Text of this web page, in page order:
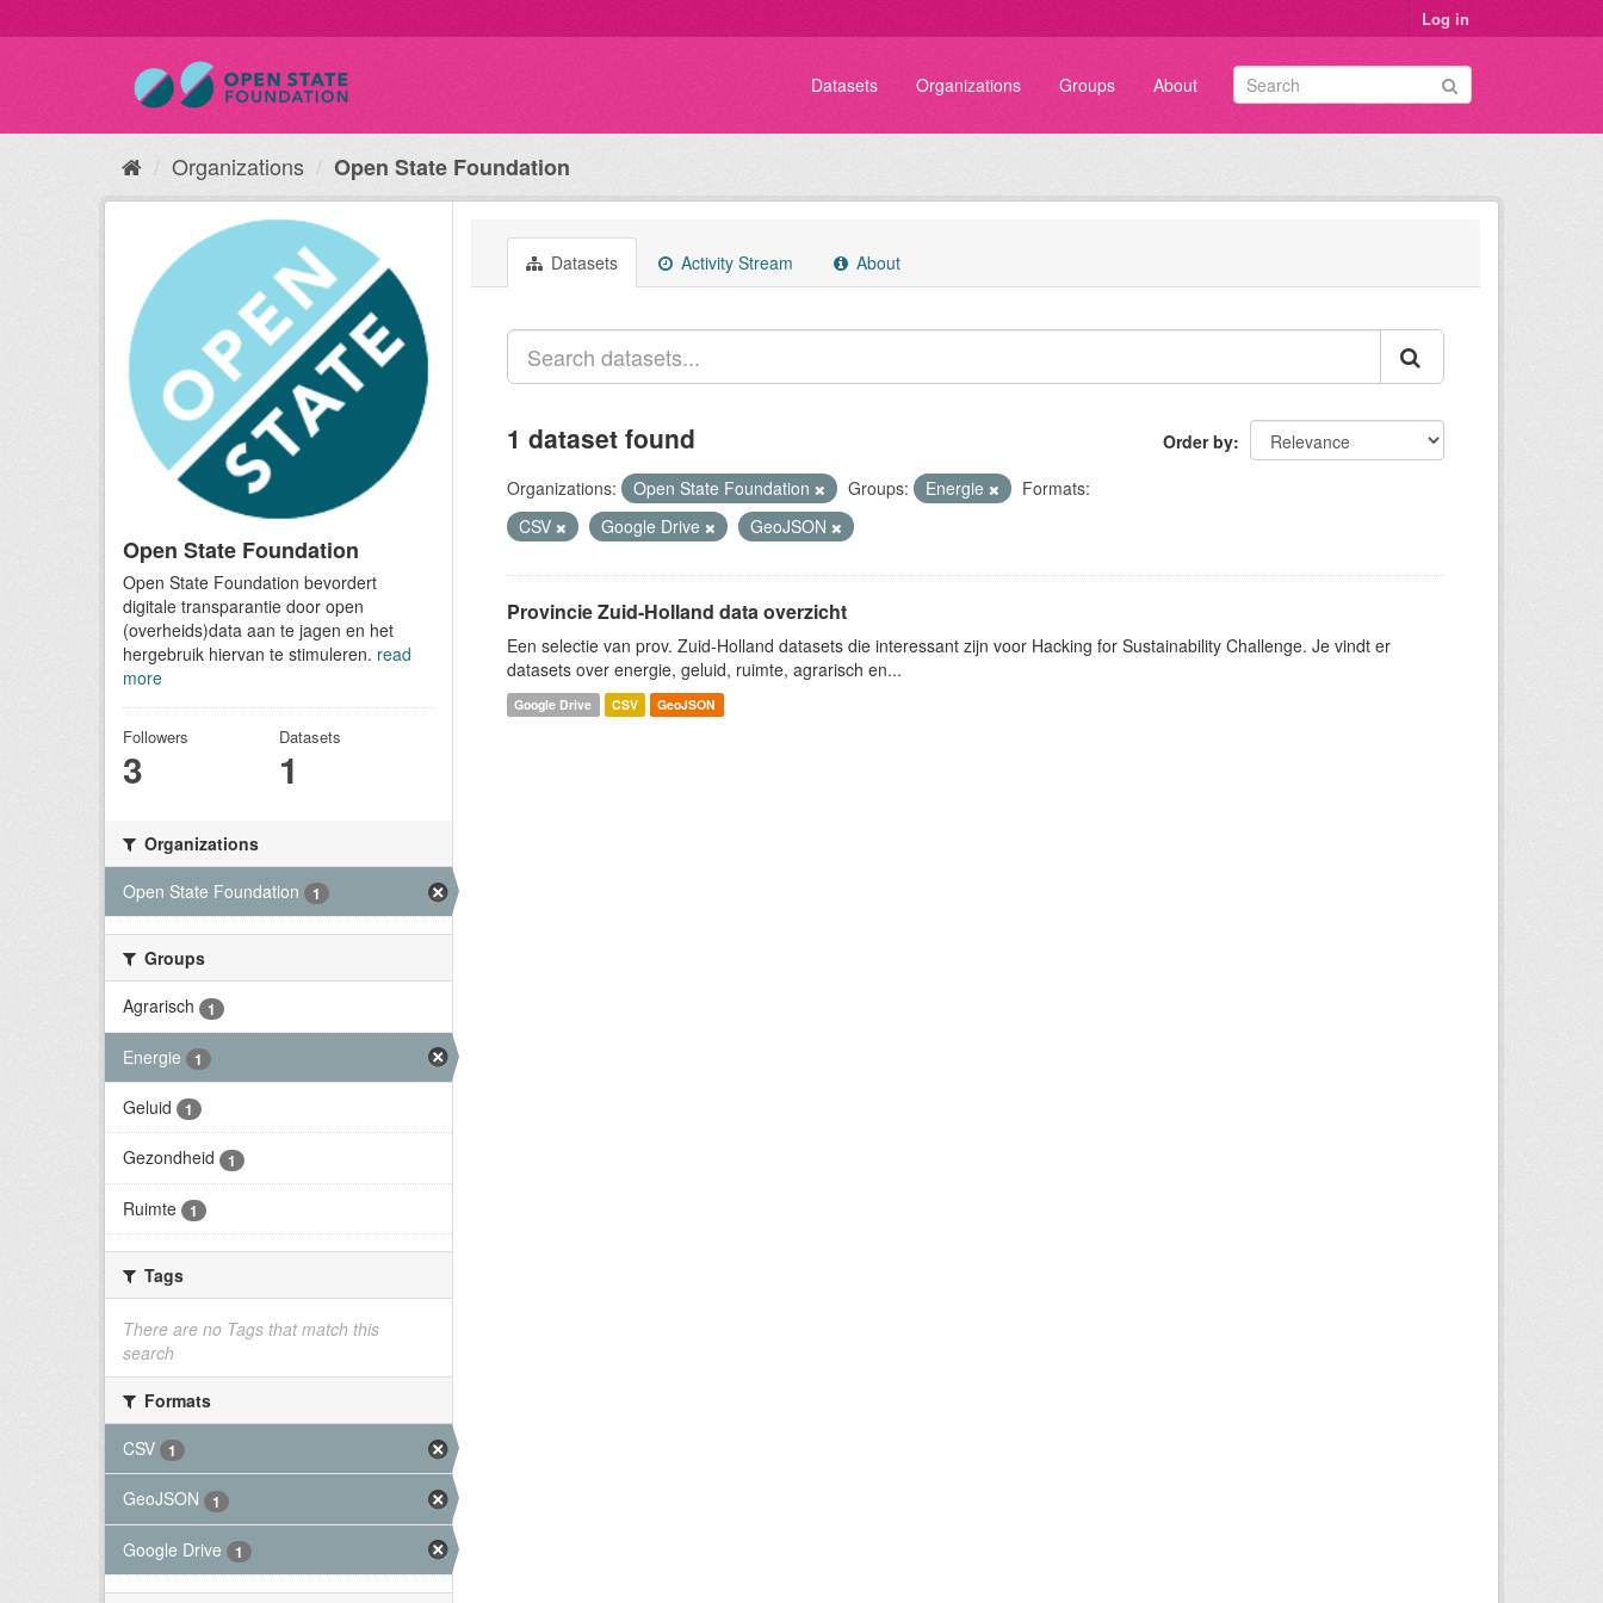
Log in
Datasets Organizations Groups About
Organizations Open State Foundation
Open State Foundation
Open State Foundation bevordert
digitale transparantie door open
(overheids)data aan te jagen en het
hergebruik hiervan te stimuleren. read
more
Followers
3
Datasets
1
Organizations
Open State Foundation
1
Groups
Agrarisch
1
Energie 1
Geluid 1
Gezondheid 1
Ruimte 1
Tags
There are no Tags that match this
search
Formats
CSV
1
GeoJSON 1
Google Drive 1
Datasets Activity Stream About
Order by
1 dataset found
Organizations: Open State Foundation Groups: Energie
Formats:
CSV
Google Drive GeoJSON
Provincie Zuid-Holland data overzicht
Een selectie van prov. Zuid-Holland datasets die interessant zijn voor Hacking for Sustainability Challenge. Je vindt er
datasets over energie, geluid, ruimte, agrarisch en...
Google Drive CSV GeoJSON